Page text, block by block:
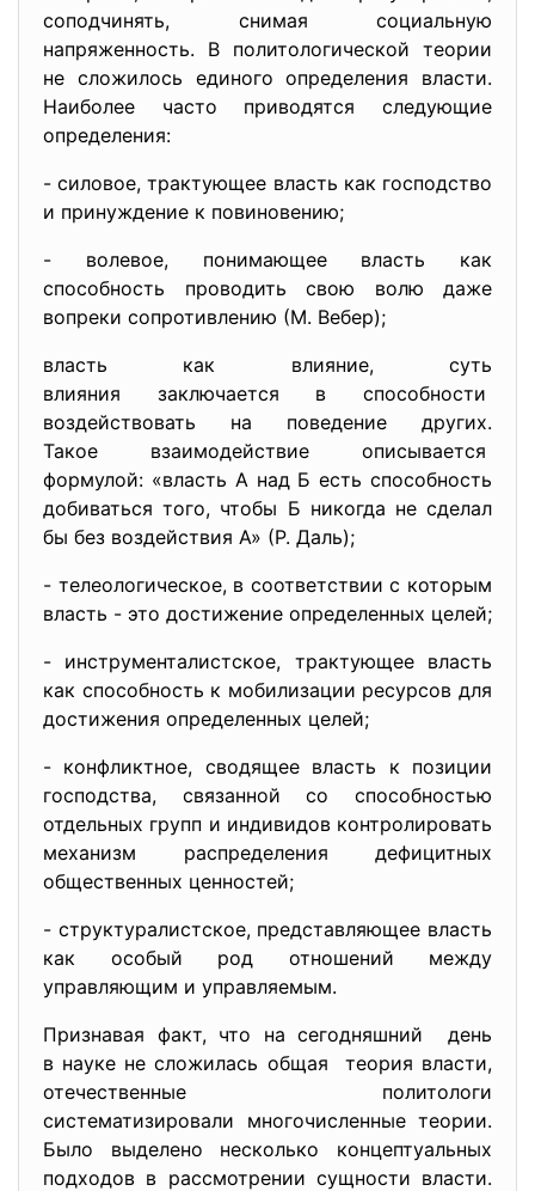
соподчинять, снимая социальную
напряженность. В политологической теории
не сложилось единого определения власти.
Наиболее часто приводятся следующие
определения:
- силовое, трактующее власть как господство
и принуждение к повиновению;
- волевое, понимающее власть как
способность проводить свою волю даже
вопреки сопротивлению (М. Вебер);
власть как влияние, суть
влияния заключается в способности
воздействовать на поведение других.
Такое взаимодействие описывается
формулой: «власть А над Б есть способность
добиваться того, чтобы Б никогда не сделал
бы без воздействия А» (Р. Даль);
- телеологическое, в соответствии с которым
власть - это достижение определенных целей;
- инструменталистское, трактующее власть
как способность к мобилизации ресурсов для
достижения определенных целей;
- конфликтное, сводящее власть к позиции
господства, связанной со способностью
отдельных групп и индивидов контролировать
механизм распределения дефицитных
общественных ценностей;
- структуралистское, представляющее власть
как особый род отношений между
управляющим и управляемым.
Признавая факт, что на сегодняшний день
в науке не сложилась общая теория власти,
отечественные политологи
систематизировали многочисленные теории.
Было выделено несколько концептуальных
подходов в рассмотрении сущности власти.